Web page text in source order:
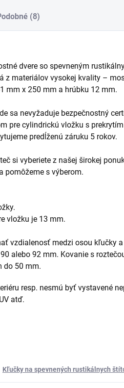
(8)
dvere so spevneným
z materiálov vysokej kvality –
mm x 250 mm a hrúbku 12 mm.
sa nevyžaduje bezpečnostný
pre cylindrickú vložku s prekrytím
predĺženú záruku 5 rokov.
si vyberiete z našej širokej
pomôžeme s výberom.
vložku je 13 mm.
vzdialenosť medzi osou kľučky
alebo 92 mm. Kovanie s
do 50 mm.
resp. nesmú byť vystavené
atď.
Kľučky na spevnených rustikálnych